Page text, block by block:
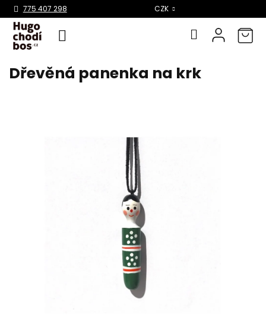
Přejít
775 407 298 CZK
Dřevěná panenka na krk